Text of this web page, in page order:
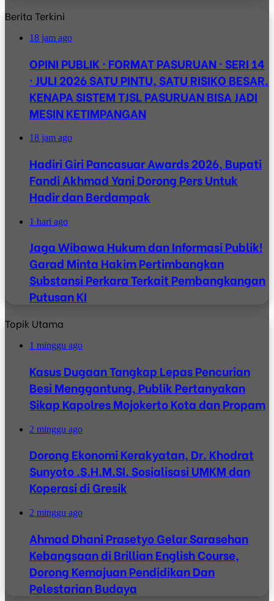
Berita Terkini
18 jam ago
OPINI PUBLIK · FORMAT PASURUAN · SERI 14
· JULI 2026 SATU PINTU, SATU RISIKO BESAR.
KENAPA SISTEM TJSL PASURUAN BISA JADI
MESIN KETIMPANGAN
18 jam ago
Hadiri Giri Pancasuar Awards 2026, Bupati
Fandi Akhmad Yani Dorong Pers Untuk
Hadir dan Berdampak
1 hari ago
Jaga Wibawa Hukum dan Informasi Publik!
Garad Minta Hakim Pertimbangkan
Substansi Perkara Terkait Pembangkangan
Putusan KI
Topik Utama
1 minggu ago
Kasus Dugaan Tangkap Lepas Pencurian
Besi Menggantung, Publik Pertanyakan
Sikap Kapolres Mojokerto Kota dan Propam
2 minggu ago
Dorong Ekonomi Kerakyatan, Dr. Khodrat
Sunyoto .S.H.M.SI. Sosialisasi UMKM dan
Koperasi di Gresik
2 minggu ago
Ahmad Dhani Prasetyo Gelar Sarasehan
Kebangsaan di Brillian English Course,
Dorong Kemajuan Pendidikan Dan
Pelestarian Budaya